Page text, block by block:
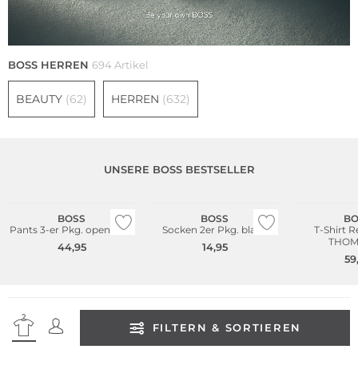
BOSS HERREN 694 Artikel
BEAUTY (62) HERREN (632)
UNSERE BOSS BESTSELLER
BOSS
Pants 3-er Pkg. open blue
44,95
BOSS
Socken 2er Pkg. black
14,95
T-Shirt
FILTERN & SORTIEREN